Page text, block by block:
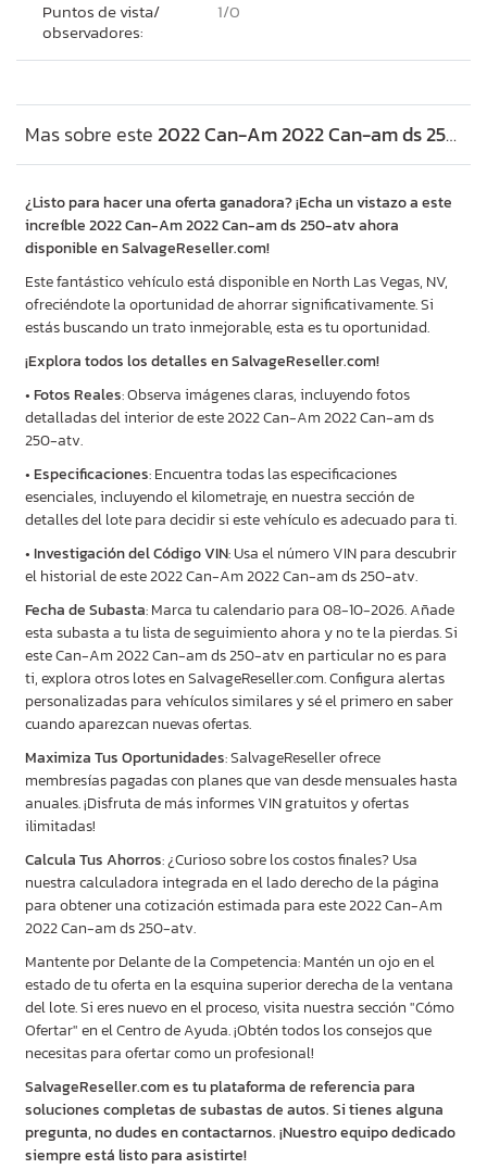
Puntos de vista/
observadores:
1/0
Mas sobre este2022 Can-Am 2022 Can-am ds 250-atv, Lot #55461546
¿Listo para hacer una oferta ganadora? ¡Echa un vistazo a este
increíble 2022 Can-Am 2022 Can-am ds 250-atv ahora
disponible en SalvageReseller.com!
Este fantástico vehículo está disponible en North Las Vegas, NV,
ofreciéndote la oportunidad de ahorrar significativamente. Si
estás buscando un trato inmejorable, esta es tu oportunidad.
¡Explora todos los detalles en SalvageReseller.com!
•Fotos Reales: Observa imágenes claras, incluyendo fotos
detalladas del interior de este 2022 Can-Am 2022 Can-am ds
250-atv.
•Especificaciones: Encuentra todas las especificaciones
esenciales, incluyendo el kilometraje, en nuestra sección de
detalles del lote para decidir si este vehículo es adecuado para ti.
•Investigación del Código VIN: Usa el número VIN para descubrir
el historial de este 2022 Can-Am 2022 Can-am ds 250-atv.
Fecha de Subasta: Marca tu calendario para 08-10-2026. Añade
esta subasta a tu lista de seguimiento ahora y no te la pierdas. Si
este Can-Am 2022 Can-am ds 250-atv en particular no es para
ti, explora otros lotes en SalvageReseller.com. Configura alertas
personalizadas para vehículos similares y sé el primero en saber
cuando aparezcan nuevas ofertas.
Maximiza Tus Oportunidades: SalvageReseller ofrece
membresías pagadas con planes que van desde mensuales hasta
anuales. ¡Disfruta de más informes VIN gratuitos y ofertas
ilimitadas!
Calcula Tus Ahorros: ¿Curioso sobre los costos finales? Usa
nuestra calculadora integrada en el lado derecho de la página
para obtener una cotización estimada para este 2022 Can-Am
2022 Can-am ds 250-atv.
Mantente por Delante de la Competencia: Mantén un ojo en el
estado de tu oferta en la esquina superior derecha de la ventana
del lote. Si eres nuevo en el proceso, visita nuestra sección "Cómo
Ofertar" en el Centro de Ayuda. ¡Obtén todos los consejos que
necesitas para ofertar como un profesional!
SalvageReseller.com es tu plataforma de referencia para
soluciones completas de subastas de autos. Si tienes alguna
pregunta, no dudes en contactarnos. ¡Nuestro equipo dedicado
siempre está listo para asistirte!